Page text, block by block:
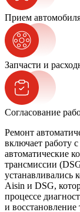
Прием
Запчасти и
Согласование
Ремонт
включает работу
автоматические
трансмиссии
устанавливались
Aisin и DSG,
процессе
и